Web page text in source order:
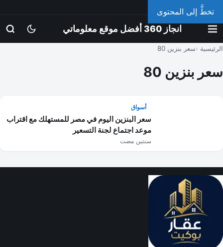
تخطَّ إلى المحتوى
الخميس، 6 أغسطس 2026
انجاز 360 أفضل موقع معلوماتي
الرئيسية سعر بنزين 80
سعر بنزين 80
أسواق
سعر البنزين اليوم في مصر للمستهلك مع اقتراب
موعد اجتماع لجنة التسعير
سنتين مضت